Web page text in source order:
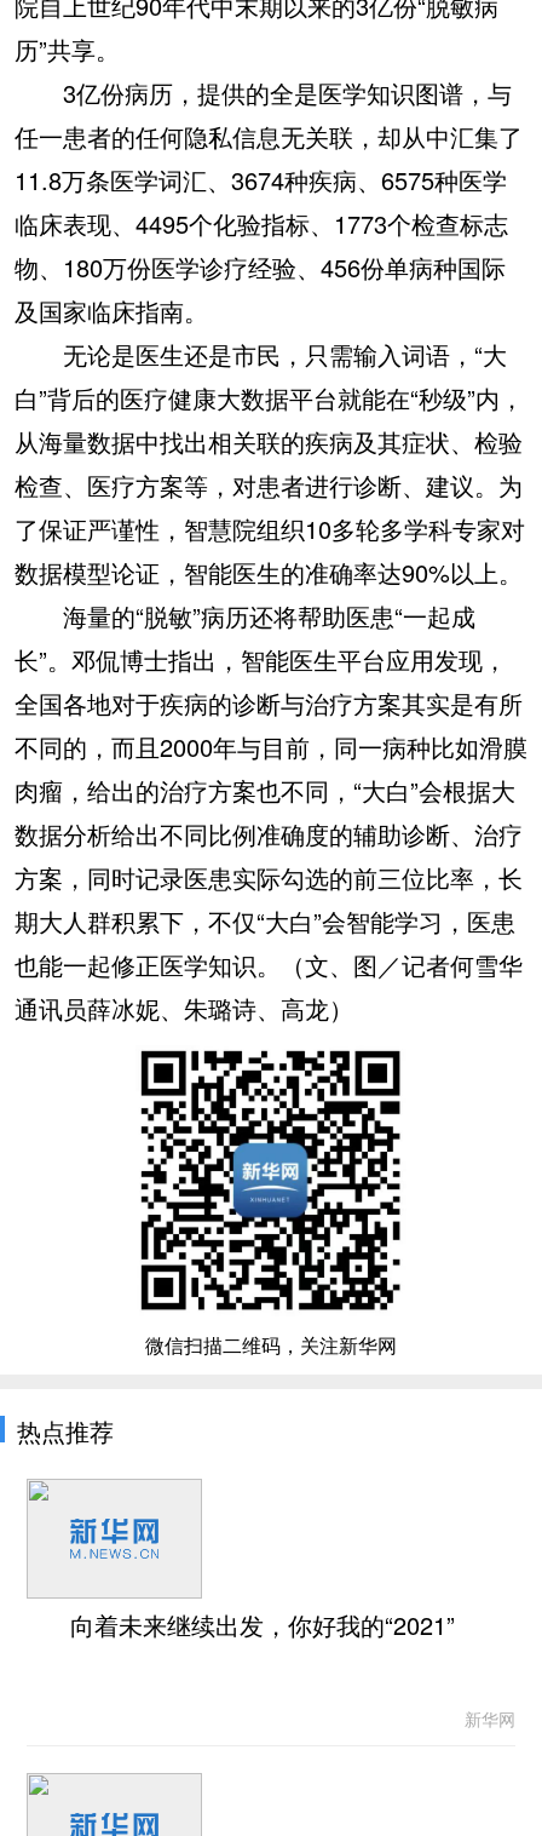
历”共享。
3亿份病历，提供的全是医学知识图谱，与
任一患者的任何隐私信息无关联，却从中汇集了
11.8万条医学词汇、3674种疾病、6575种医学
临床表现、4495个化验指标、1773个检查标志
物、180万份医学诊疗经验、456份单病种国际
及国家临床指南。
无论是医生还是市民，只需输入词语，“大
白”背后的医疗健康大数据平台就能在“秒级”内，
从海量数据中找出相关联的疾病及其症状、检验
检查、医疗方案等，对患者进行诊断、建议。为
了保证严谨性，智慧院组织10多轮多学科专家对
数据模型论证，智能医生的准确率达90%以上。
海量的“脱敏”病历还将帮助医患“一起成
长”。邓侃博士指出，智能医生平台应用发现，
全国各地对于疾病的诊断与治疗方案其实是有所
不同的，而且2000年与目前，同一病种比如滑膜
肉瘤，给出的治疗方案也不同，“大白”会根据大
数据分析给出不同比例准确度的辅助诊断、治疗
方案，同时记录医患实际勾选的前三位比率，长
期大人群积累下，不仅“大白”会智能学习，医患
也能一起修正医学知识。（文、图／记者何雪华
通讯员薛冰妮、朱璐诗、高龙）
微信扫描二维码，关注新华网
热点推荐
向着未来继续出发，你好我的“2021”
新华网